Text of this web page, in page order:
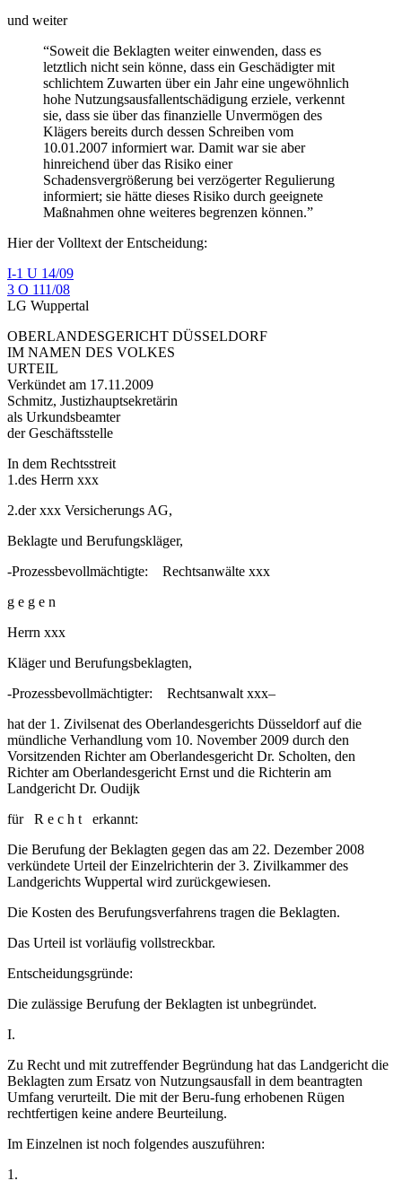
und weiter
“Soweit die Beklagten weiter einwenden, dass es
letztlich nicht sein könne, dass ein Geschädigter mit
schlichtem Zuwarten über ein Jahr eine ungewöhnlich
hohe Nutzungsausfallentschädigung erziele, verkennt
sie, dass sie über das finanzielle Unvermögen des
Klägers bereits durch dessen Schreiben vom
10.01.2007 informiert war. Damit war sie aber
hinreichend über das Risiko einer
Schadensvergrößerung bei verzögerter Regulierung
informiert; sie hätte dieses Risiko durch geeignete
Maßnahmen ohne weiteres begrenzen können.”
Hier der Volltext der Entscheidung:
I-1 U 14/09
3 O 111/08
LG Wuppertal
OBERLANDESGERICHT DÜSSELDORF
IM NAMEN DES VOLKES
URTEIL
Verkündet am 17.11.2009
Schmitz, Justizhauptsekretärin
als Urkundsbeamter
der Geschäftsstelle
In dem Rechtsstreit
1.des Herrn xxx
2.der xxx Versicherungs AG,
Beklagte und Berufungskläger,
-Prozessbevollmächtigte: Rechtsanwälte xxx
g e g e n
Herrn xxx
Kläger und Berufungsbeklagten,
-Prozessbevollmächtigter: Rechtsanwalt xxx–
hat der 1. Zivilsenat des Oberlandesgerichts Düsseldorf auf die
mündliche Verhandlung vom 10. November 2009 durch den
Vorsitzenden Richter am Oberlandesgericht Dr. Scholten, den
Richter am Oberlandesgericht Ernst und die Richterin am
Landgericht Dr. Oudijk
für R e c h t erkannt:
Die Berufung der Beklagten gegen das am 22. Dezember 2008
verkündete Urteil der Einzelrichterin der 3. Zivilkammer des
Landgerichts Wuppertal wird zurückgewiesen.
Die Kosten des Berufungsverfahrens tragen die Beklagten.
Das Urteil ist vorläufig vollstreckbar.
Entscheidungsgründe:
Die zulässige Berufung der Beklagten ist unbegründet.
I.
Zu Recht und mit zutreffender Begründung hat das Landgericht die
Beklagten zum Ersatz von Nutzungsausfall in dem beantragten
Umfang verurteilt. Die mit der Beru-fung erhobenen Rügen
rechtfertigen keine andere Beurteilung.
Im Einzelnen ist noch folgendes auszuführen:
1.